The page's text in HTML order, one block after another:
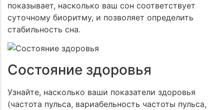
показывает, насколько ваш сон соответствует
суточному биоритму, и позволяет определить
стабильность сна.
Состояние здоровья
Узнайте, насколько ваши показатели здоровья
(частота пульса, вариабельность частоты пульса,